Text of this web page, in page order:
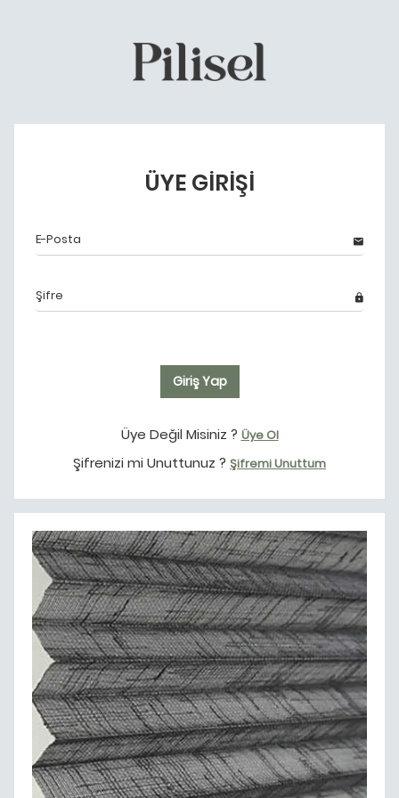
ÜYE GİRİŞİ
Giriş Yap
Üye Değil Misiniz ? Üye Ol
Şifrenizi mi Unuttunuz ? Şifremi Unuttum